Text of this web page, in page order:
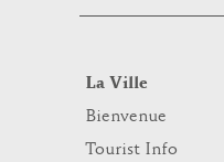
La Ville
Bienvenue
Tourist Info